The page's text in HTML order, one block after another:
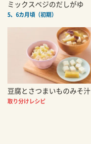
ミックスベジのだしがゆ
5、6カ月頃（初期）
豆腐とさつまいものみそ汁
取り分けレシピ